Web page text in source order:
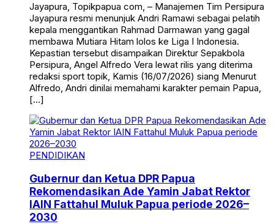
Jayapura, Topikpapua com, – Manajemen Tim Persipura
Jayapura resmi menunjuk Andri Ramawi sebagai pelatih
kepala menggantikan Rahmad Darmawan yang gagal
membawa Mutiara Hitam lolos ke Liga I Indonesia.
Kepastian tersebut disampaikan Direktur Sepakbola
Persipura, Angel Alfredo Vera lewat rilis yang diterima
redaksi sport topik, Kamis (16/07/2026) siang Menurut
Alfredo, Andri dinilai memahami karakter pemain Papua,
[…]
PENDIDIKAN
Gubernur dan Ketua DPR Papua
Rekomendasikan Ade Yamin Jabat Rektor
IAIN Fattahul Muluk Papua periode 2026–
2030